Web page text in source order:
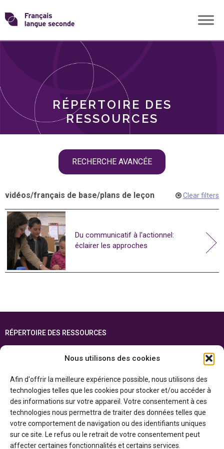
Nous utilisons des cookies
Afin d'offrir la meilleure expérience possible, nous utilisons des
technologies telles que les cookies pour stocker et/ou accéder à
des informations sur votre appareil. Votre consentement à ces
technologies nous permettra de traiter des données telles que
votre comportement de navigation ou des identifiants uniques
sur ce site. Le refus ou le retrait de votre consentement peut
affecter certaines fonctionnalités et certains services.
Skip
toTransformons
langue
RÉPERTOIRE DES
RESSOURCES
RECHERCHE AVANCÉE
THÈMES
vidéos/français de base/plans de leçon Clear filters
Du communicatif à l'actionnel:
éclairer les approches
RÉPERTOIRE DES RESSOURCES
ENGLISH
Cette ressource est réalisée grâce au soutien financier du gouvernement de
l’Ontario et du gouvernement duCanada par l’entremise du ministère du
Patrimoine canadien